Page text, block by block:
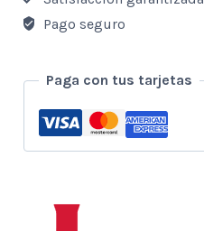
Pago seguro
Paga con tus tarjetas